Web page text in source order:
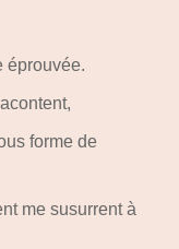
éprouvée.
forme de
me susurrent à